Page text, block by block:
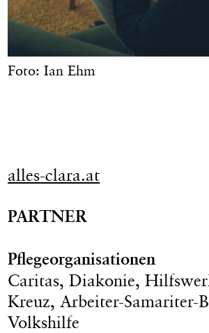
Foto: Ian Ehm
alles-clara.at
PARTNER
Pflegeorganisationen
Caritas, Diakonie,
Kreuz, Arbeiter-Samariter-
Volkshilfe